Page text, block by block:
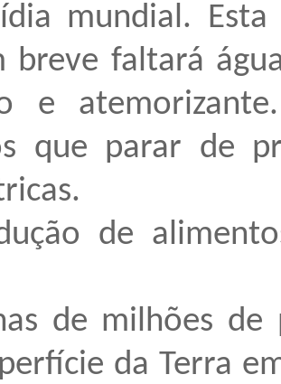
mundial.
breve faltará
e
que parar de
de
de milhões de
da Terra